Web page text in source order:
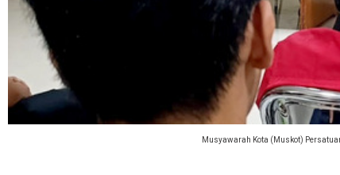
Musyawarah Kota (Muskot)